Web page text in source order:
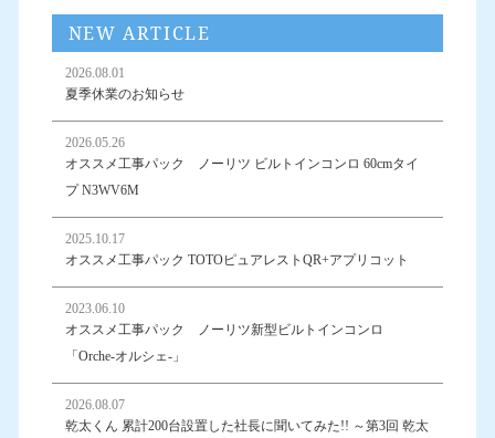
NEW ARTICLE
2026.08.01
夏季休業のお知らせ
2026.05.26
オススメ工事パック ノーリツ ビルトインコンロ 60cmタイ
プ N3WV6M
2025.10.17
オススメ工事パック TOTOピュアレストQR+アプリコット
2023.06.10
オススメ工事パック ノーリツ新型ビルトインコンロ
「Orche-オルシェ-」
2026.08.07
乾太くん 累計200台設置した社長に聞いてみた!! ～第3回 乾太